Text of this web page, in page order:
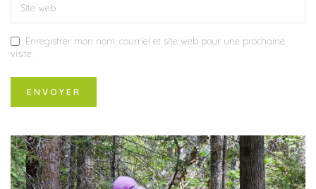
Enregistrer mon nom, courriel et site web pour une prochaine
visite.